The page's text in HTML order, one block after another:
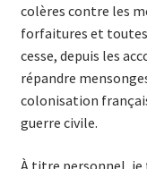
colères contre les
forfaitures et toutes
cesse, depuis les
répandre
colonisation
guerre civile.
À titre personnel,